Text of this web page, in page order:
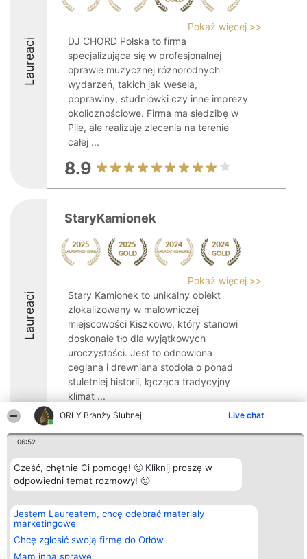
ORŁY Branży Ślubnej Live chat
06:52
Cześć, chętnie Ci pomogę! 🙂 Kliknij proszę w
odpowiedni temat rozmowy! 🙂
Jestem Laureatem, chcę odebrać materiały
marketingowe
Chcę zgłosić swoją firmę do Orłów
Mam inną sprawę
Laureaci
Pokaż więcej >>
DJ CHORD Polska to firma
specjalizująca się w profesjonalnej
oprawie muzycznej różnorodnych
wydarzeń, takich jak wesela,
poprawiny, studniówki czy inne imprezy
okolicznościowe. Firma ma siedzibę w
Pile, ale realizuje zlecenia na terenie
całej ...
8.9
Laureaci
StaryKamionek
Pokaż więcej >>
Stary Kamionek to unikalny obiekt
zlokalizowany w malowniczej
miejscowości Kiszkowo, który stanowi
doskonałe tło dla wyjątkowych
uroczystości. Jest to odnowiona
ceglana i drewniana stodoła o ponad
stuletniej historii, łącząca tradycyjny
klimat ...
9.8
Organizator plebiscytu
Bright Side Solutions sp. z o.
o. sp. k.
Wrocław 50-079
KRS 0000749100 | Regon
381313360 | NIP 8943132676
+48 508 492 400
Plebiscyt
Laureaci
Lista
Laureatów
Polityka
Kontakt